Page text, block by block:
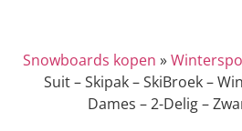
Snowboards kopen »
Suit – Skipak – SkiBroek –
Dames – 2-Delig –